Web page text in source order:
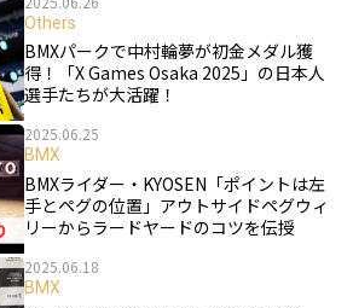
Others
BMXパークで中村輪夢が初金メダル獲
得！「X Games Osaka 2025」の日本人
選手たちが大活躍！
2025.06.25
BMX
BMXライダー・KYOSEN「ポイントは左
手とペグの位置」アウトサイドペグウィ
リーからラードヤードのコツを伝授
2025.06.18
BMX